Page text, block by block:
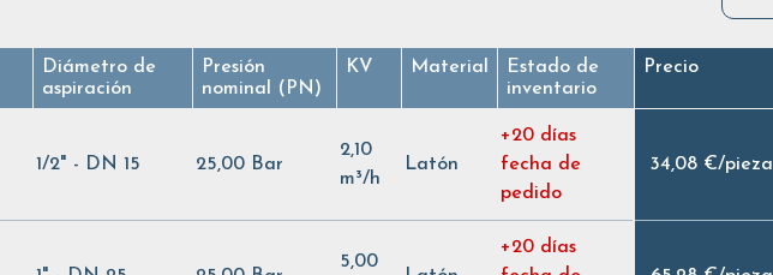
Diámetro de
aspiración
Presión
nominal (PN)
KV Material
Estado de
inventario
Precio
1/2" - DN 15 25,00 Bar
2,10
m³/h
Latón
+20 días
fecha de
pedido
34,08 €/pieza
5,00
+20 días